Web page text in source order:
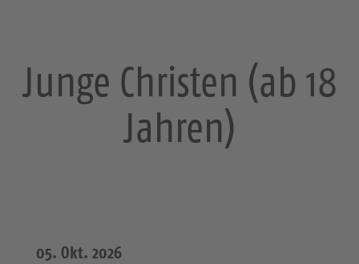
a
t
Junge Christen (ab 18
Jahren)
05. Okt. 2026